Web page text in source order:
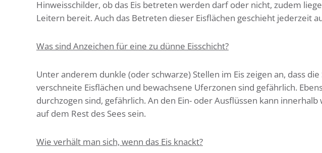
Hinweisschilder, ob das Eis betreten werden darf oder nicht, zudem
Leitern bereit. Auch das Betreten dieser Eisflächen geschieht jederzeit
Was sind Anzeichen für eine zu dünne Eisschicht?
Unter anderem dunkle (oder schwarze) Stellen im Eis zeigen an, dass
verschneite Eisflächen und bewachsene Uferzonen sind gefährlich.
durchzogen sind, gefährlich. An den Ein- oder Ausflüssen kann
auf dem Rest des Sees sein.
Wie verhält man sich, wenn das Eis knackt?